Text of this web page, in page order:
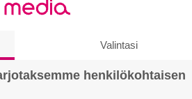
–
Valintasi
henkilökohtaisen